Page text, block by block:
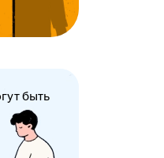
быть